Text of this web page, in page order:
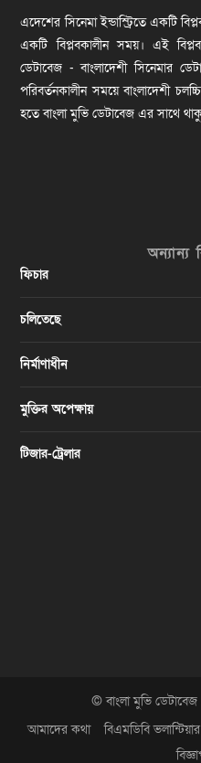
এদেশের সিনেমা ইন্ডাস্ট্রিতে একটি
একটি বিপ্লবকালীন সময়। এই
ডেটাবেজ - বাংলাদেশী সিনেমার
পরিবর্তনকালীন সময়ে বাংলাদেশী
হতে বাংলা মুভি ডেটাবেজ এর সাথে
অন্যান্য
ফিচার
চলিতেছে
নির্মাণাধীন
মুক্তির অপেক্ষায়
টিজার-ট্রেলার
© বাংলা মুভি ডেটাবেজ
আমাদের কথা
বিএমডিবি ভলান্টিয়ার